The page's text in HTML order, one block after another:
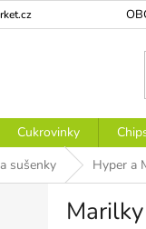
Cukrovinky
sušenky Hyper a